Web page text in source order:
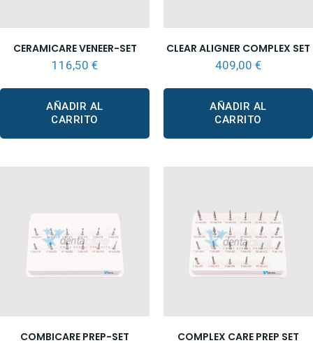
CERAMICARE VENEER-SET
116,50 €
AÑADIR AL
CARRITO
CLEAR ALIGNER COMPLEX SET
409,00 €
AÑADIR AL
CARRITO
COMBICARE PREP-SET
COMPLEX CARE PREP SET